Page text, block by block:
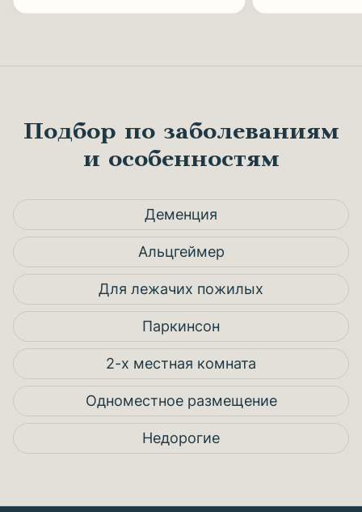
Подбор по заболеваниям
и особенностям
Деменция
Альцгеймер
Для лежачих пожилых
Паркинсон
2-х местная комната
Одноместное размещение
Недорогие